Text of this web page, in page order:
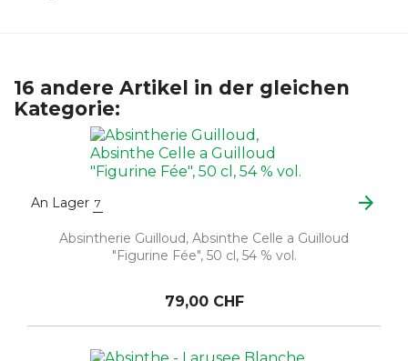
16 andere Artikel in der gleichen
Kategorie:
An Lager 7 arrow_forward
Absintherie Guilloud, Absinthe Celle a Guilloud
"Figurine Fée", 50 cl, 54 % vol.
79,00 CHF